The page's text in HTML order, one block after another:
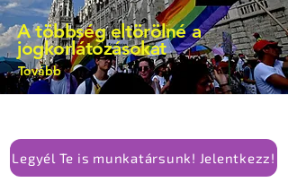
kellene-e vonni a kormány konzervatív
alkotmánymódosítását
A többség eltörölné a
jogkorlátozásokat
Tovább
Legyél Te is munkatársunk! Jelentkezz!